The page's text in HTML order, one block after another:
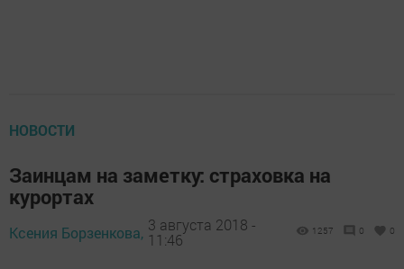
НОВОСТИ
Заинцам на заметку: страховка на
курортах
Ксения Борзенкова, 3 августа 2018 -
11:46
1257 0 0